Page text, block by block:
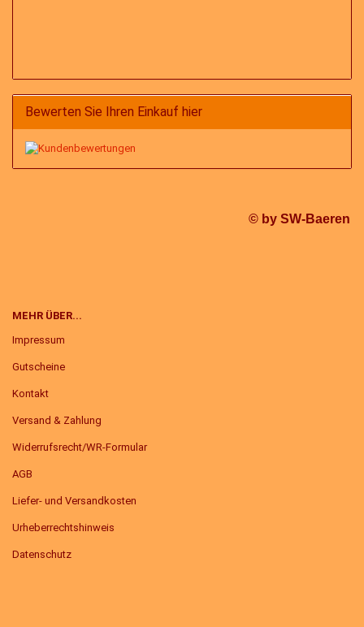
Bewerten Sie Ihren Einkauf hier
© by SW-Baeren
MEHR ÜBER...
Impressum
Gutscheine
Kontakt
Versand & Zahlung
Widerrufsrecht/WR-Formular
AGB
Liefer- und Versandkosten
Urheberrechtshinweis
Datenschutz